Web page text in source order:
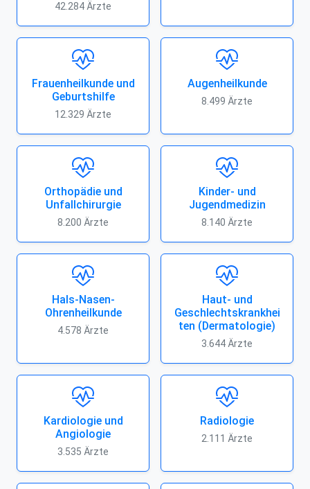
42.284 Ärzte
Frauenheilkunde und
Geburtshilfe
12.329 Ärzte
Augenheilkunde
8.499 Ärzte
Orthopädie und
Unfallchirurgie
8.200 Ärzte
Kinder- und
Jugendmedizin
8.140 Ärzte
Hals-Nasen-
Ohrenheilkunde
4.578 Ärzte
Haut- und
Geschlechtskrankhei
ten (Dermatologie)
3.644 Ärzte
Kardiologie und
Angiologie
3.535 Ärzte
Radiologie
2.111 Ärzte